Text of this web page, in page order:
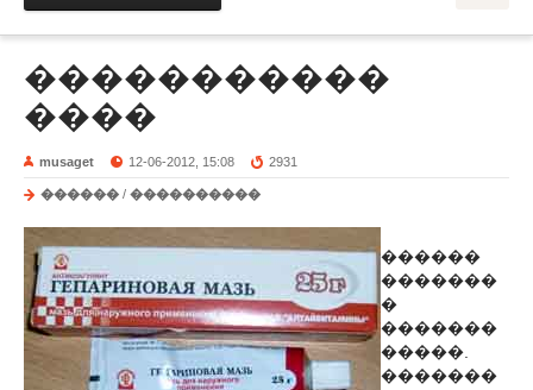
�����������
����
musaget 12-06-2012, 15:08 2931
������ / ����������
������
�������
�
�������
�����.
�������